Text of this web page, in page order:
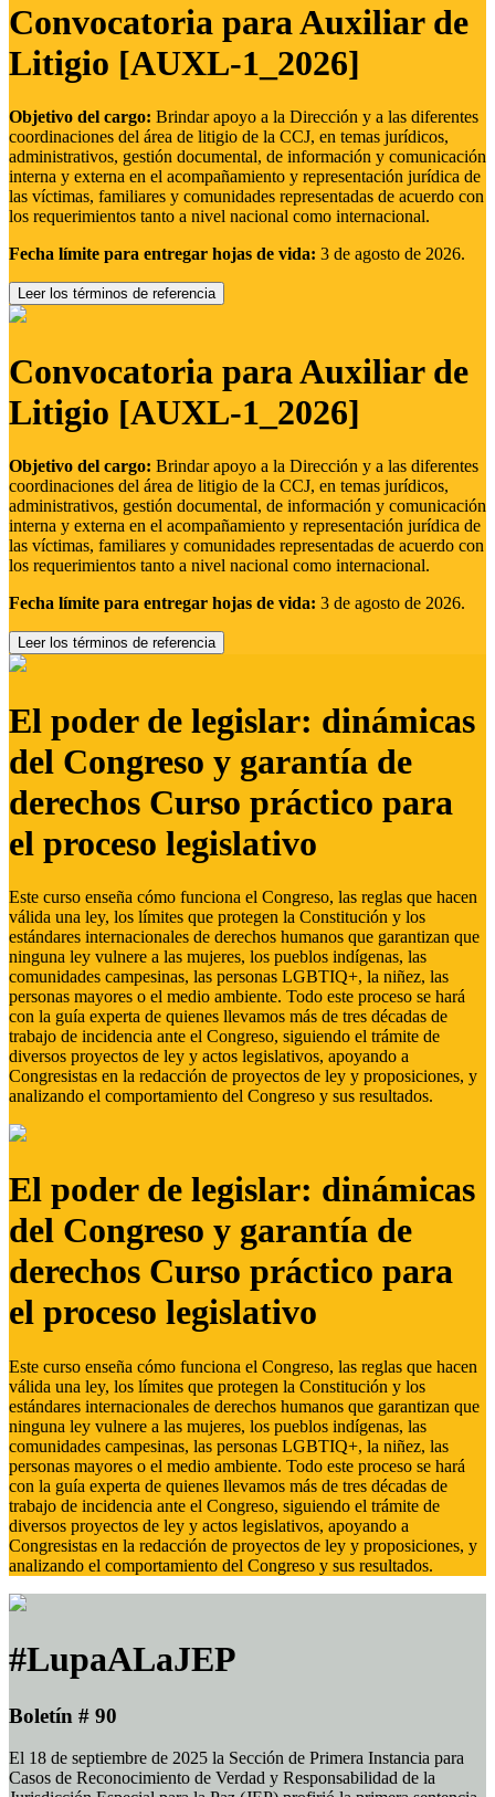
Convocatoria para Auxiliar de
Litigio [AUXL-1_2026]
Objetivo del cargo: Brindar apoyo a la Dirección y a las diferentes
coordinaciones del área de litigio de la CCJ, en temas jurídicos,
administrativos, gestión documental, de información y comunicación
interna y externa en el acompañamiento y representación jurídica de
las víctimas, familiares y comunidades representadas de acuerdo con
los requerimientos tanto a nivel nacional como internacional.
Fecha límite para entregar hojas de vida: 3 de agosto de 2026.
Leer los términos de referencia
Convocatoria para Auxiliar de
Litigio [AUXL-1_2026]
Objetivo del cargo: Brindar apoyo a la Dirección y a las diferentes
coordinaciones del área de litigio de la CCJ, en temas jurídicos,
administrativos, gestión documental, de información y comunicación
interna y externa en el acompañamiento y representación jurídica de
las víctimas, familiares y comunidades representadas de acuerdo con
los requerimientos tanto a nivel nacional como internacional.
Fecha límite para entregar hojas de vida: 3 de agosto de 2026.
Leer los términos de referencia
El poder de legislar: dinámicas
del Congreso y garantía de
derechos Curso práctico para
el proceso legislativo
Este curso enseña cómo funciona el Congreso, las reglas que hacen
válida una ley, los límites que protegen la Constitución y los
estándares internacionales de derechos humanos que garantizan que
ninguna ley vulnere a las mujeres, los pueblos indígenas, las
comunidades campesinas, las personas LGBTIQ+, la niñez, las
personas mayores o el medio ambiente. Todo este proceso se hará
con la guía experta de quienes llevamos más de tres décadas de
trabajo de incidencia ante el Congreso, siguiendo el trámite de
diversos proyectos de ley y actos legislativos, apoyando a
Congresistas en la redacción de proyectos de ley y proposiciones, y
analizando el comportamiento del Congreso y sus resultados.
El poder de legislar: dinámicas
del Congreso y garantía de
derechos Curso práctico para
el proceso legislativo
Este curso enseña cómo funciona el Congreso, las reglas que hacen
válida una ley, los límites que protegen la Constitución y los
estándares internacionales de derechos humanos que garantizan que
ninguna ley vulnere a las mujeres, los pueblos indígenas, las
comunidades campesinas, las personas LGBTIQ+, la niñez, las
personas mayores o el medio ambiente. Todo este proceso se hará
con la guía experta de quienes llevamos más de tres décadas de
trabajo de incidencia ante el Congreso, siguiendo el trámite de
diversos proyectos de ley y actos legislativos, apoyando a
Congresistas en la redacción de proyectos de ley y proposiciones, y
analizando el comportamiento del Congreso y sus resultados.
#LupaALaJEP
Boletín # 90
El 18 de septiembre de 2025 la Sección de Primera Instancia para
Casos de Reconocimiento de Verdad y Responsabilidad de la